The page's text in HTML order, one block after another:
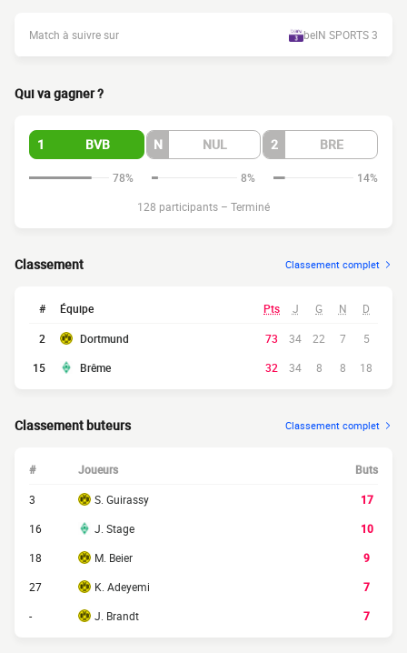
Match à suivre sur beIN SPORTS 3
Qui va gagner ?
1 BVB N NUL 2 BRE
78% 8%
14%
128 participants – Terminé
Classement Classement complet
# Équipe Pts J G N D
2 Dortmund 73 34 22 7
5
15
Brême 32 34 8 8 18
Classement buteurs Classement complet
# Joueurs Buts
3 S. Guirassy
17
16
J. Stage
10
18
M. Beier
9
27
K. Adeyemi
7
-
J. Brandt 7